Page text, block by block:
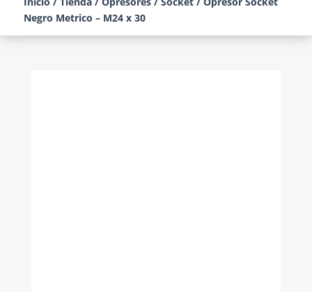
Negro Metrico – M24 x 30